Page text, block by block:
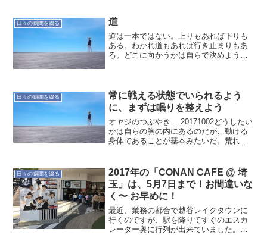
日々の瞬間を綴る 道
道は一本ではない。上りもあれば下りも
ある。わかれ道もあれば行き止まりもあ
る。どこに向かうかは自らで決めよう。
日々の瞬間を綴る
常に戦える状態でいられるよう
に、まずは眠りを整えよう
オヤジのつぶやき… 20171002どうしたい
かは自らの胸の内にあるのだが…動ける
身体であることが基本みたいだ。荒れた
ルコール系は止められない(笑ここまでく
るとアル中な...
日々の瞬間を綴る
2017年の「CONAN CAFE @ 埼
玉」は、5月7日まで！お間違いな
く〜 お早めに！
最近、業務の都合で越谷レイクタウンに
行くのですが、駅を降りてすぐのエスカ
レーター奥に行列が出来ていました。見